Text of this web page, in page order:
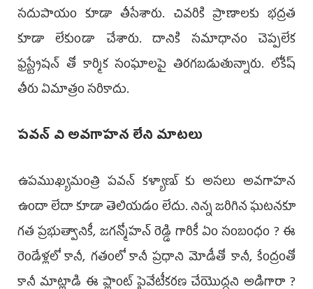
సదుపాయం కూడా తీసేశారు. చివరికి ప్రాణాలకు భద్రత
కూడా లేకుండా చేశారు. దానికి సమాధానం చెప్పలేక
ఫ్రస్ట్రేషన్ తో కార్మిక సంఘాలపై తిరగబడుతున్నారు. లోకేష్
తీరు ఏమాత్రం సరికాదు.
పవన్ వి అవగాహన లేని మాటలు
ఉపముఖ్యమంత్రి పవన్ కళ్యాణ్ కు అసలు అవగాహన
ఉందా లేదా కూడా తెలియడం లేదు. నిన్న జరిగిన ఘటనకూ
గత ప్రభుత్వానికీ, జగన్మోహన్ రెడ్డి గారికీ ఏం సంబంధం ? ఈ
రెండేళ్లలో కానీ, గతంలో కానీ ప్రధాని మోడీతో కానీ, కేంద్రంతో
కానీ మాట్లాడి ఈ ప్లాంట్ ప్రైవేటీకరణ చేయొద్దని అడిగారా ?